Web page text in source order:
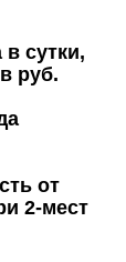
сутки,
руб.
от
2-мест